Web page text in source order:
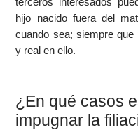
hijo nacido fuera del
cuando sea; siempre
y real en ello.
¿En qué casos
impugnar la